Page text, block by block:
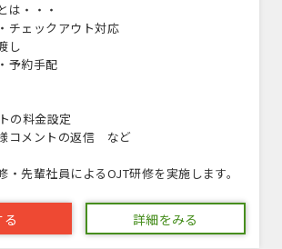
・・・
チェックアウト対応
し
予約手配
の料金設定
コメントの返信 など
・先輩社員によるOJT研修を実施します。
詳細をみる